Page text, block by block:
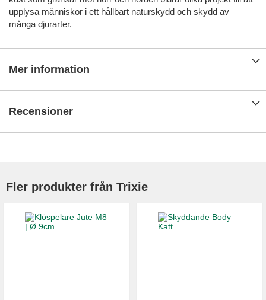
upplysa människor i ett hållbart naturskydd och skydd av
många djurarter.
Mer information
Recensioner
Fler produkter från Trixie